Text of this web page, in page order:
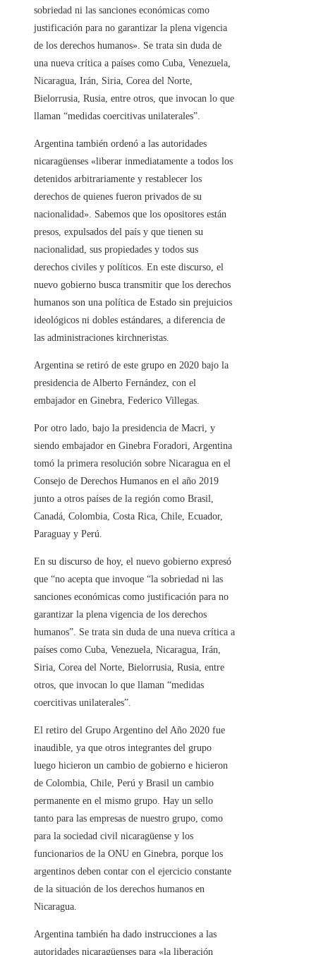
sobriedad ni las sanciones económicas como
justificación para no garantizar la plena vigencia
de los derechos humanos». Se trata sin duda de
una nueva crítica a países como Cuba, Venezuela,
Nicaragua, Irán, Siria, Corea del Norte,
Bielorrusia, Rusia, entre otros, que invocan lo que
llaman “medidas coercitivas unilaterales”.
Argentina también ordenó a las autoridades
nicaragüenses «liberar inmediatamente a todos los
detenidos arbitrariamente y restablecer los
derechos de quienes fueron privados de su
nacionalidad». Sabemos que los opositores están
presos, expulsados ​​del país y que tienen su
nacionalidad, sus propiedades y todos sus
derechos civiles y políticos. En este discurso, el
nuevo gobierno busca transmitir que los derechos
humanos son una política de Estado sin prejuicios
ideológicos ni dobles estándares, a diferencia de
las administraciones kirchneristas.
Argentina se retiró de este grupo en 2020 bajo la
presidencia de Alberto Fernández, con el
embajador en Ginebra, Federico Villegas.
Por otro lado, bajo la presidencia de Macri, y
siendo embajador en Ginebra Foradori, Argentina
tomó la primera resolución sobre Nicaragua en el
Consejo de Derechos Humanos en el año 2019
junto a otros países de la región como Brasil,
Canadá, Colombia, Costa Rica, Chile, Ecuador,
Paraguay y Perú.
En su discurso de hoy, el nuevo gobierno expresó
que “no acepta que invoque “la sobriedad ni las
sanciones económicas como justificación para no
garantizar la plena vigencia de los derechos
humanos”. Se trata sin duda de una nueva crítica a
países como Cuba, Venezuela, Nicaragua, Irán,
Siria, Corea del Norte, Bielorrusia, Rusia, entre
otros, que invocan lo que llaman “medidas
coercitivas unilaterales”.
El retiro del Grupo Argentino del Año 2020 fue
inaudible, ya que otros integrantes del grupo
luego hicieron un cambio de gobierno e hicieron
de Colombia, Chile, Perú y Brasil un cambio
permanente en el mismo grupo. Hay un sello
tanto para las empresas de nuestro grupo, como
para la sociedad civil nicaragüense y los
funcionarios de la ONU en Ginebra, porque los
argentinos deben contar con el ejercicio constante
de la situación de los derechos humanos en
Nicaragua.
Argentina también ha dado instrucciones a las
autoridades nicaragüenses para «la liberación